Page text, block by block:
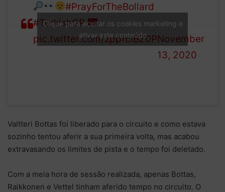
#PrayForTheBollard
#TurkishGP
pic.twitter.com/zppfcIBZ0P
(@F1)
November
13, 2020
Clique para aceitar os cookies marketing e
ativar este conteúdo
Valtteri Bottas foi liberado para o circuito e como estava
sozinho tentou aferir a sua primeira volta, mas acabou
extravasando os limites de pista e o tempo foi deletado.
Com a meia hora de sessão realizada, apenas Bottas,
Raikkonen e Vettel tinham aferido tempo no circuito. O